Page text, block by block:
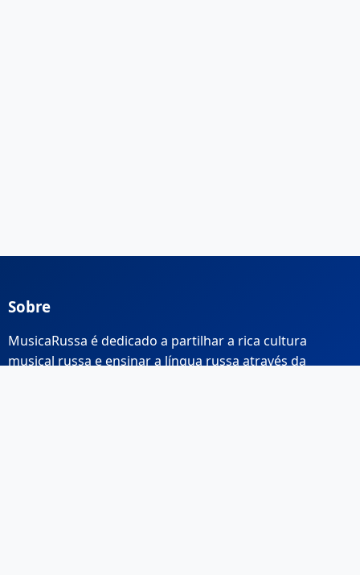
Sobre
MusicaRussa é dedicado a partilhar a rica cultura
musical russa e ensinar a língua russa através da